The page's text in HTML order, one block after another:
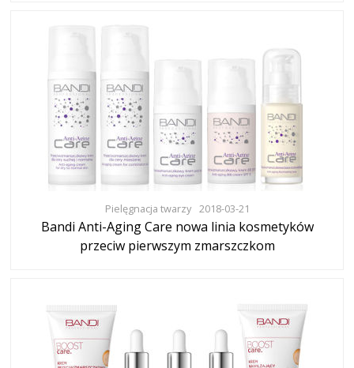
Pielęgnacja twarzy 2018-03-21
Bandi Anti-Aging Care nowa linia kosmetyków
przeciw pierwszym zmarszczkom